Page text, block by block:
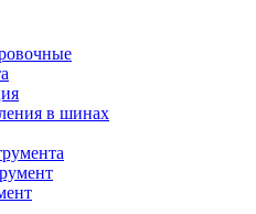
в шинах